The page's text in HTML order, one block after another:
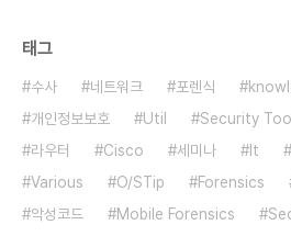
태그
수사 네트워크 포렌식
개인정보보호
Util Security Tool
라우터
Cisco 세미나 It
Various
O/STip Forensics
악성코드
Mobile Forensics